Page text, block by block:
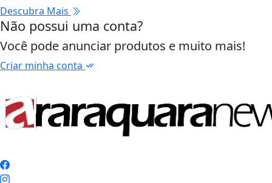
Descubra Mais
Não possui uma conta?
Você pode anunciar produtos e muito mais!
Criar minha conta